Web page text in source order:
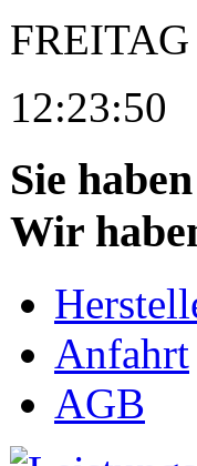
FREITAG
12:23:50
Sie
Wir
Anfahrt
AGB